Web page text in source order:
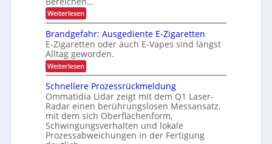
n
s
ä
t
z
e
l
t
e
r
a
g
e
m
e
n
t
zg
i
n
d
e
r
L
o
g
s
t
i
k
Weiterlesen:
Z
v
e
r
l
ä
s
i
g
e
r
T
r
Brandgefahr: Ausgediente E-Zigaretten
E-Zigaretten oder auch E-Vapes sind längst
Alltag geworden.
Weiterlesen:
B
a
n
d
g
e
f
a
Schnellere Prozessrückmeldung
Ommatidia Lidar zeigt mit dem Q1 Laser-
Radar einen berührungslosen Messansatz,
mit dem sich Oberflächenform,
Schwingungsverhalten und lokale
Prozessabweichungen in der Fertigung